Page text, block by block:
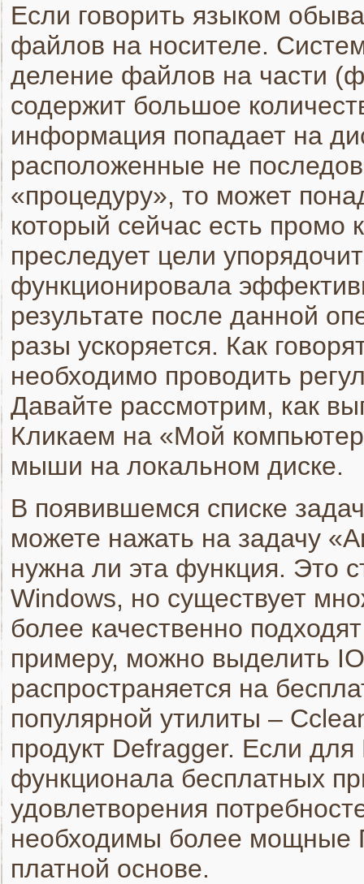
Если говорить языком
файлов на носителе.
деление файлов на части
содержит большое
информация попадает на
расположенные не
«процедуру», то может
который сейчас есть промо
преследует цели
функционировала
результате после данной
разы ускоряется. Как
необходимо проводить
Давайте рассмотрим, как
Кликаем на «Мой
мыши на локальном диске.
В появившемся списке
можете нажать на задачу
нужна ли эта функция. Это
Windows, но существует
более качественно
примеру, можно выделить
распространяется на
популярной утилиты –
продукт Defragger. Если
функционала бесплатных
удовлетворения
необходимы более мощные
платной основе.